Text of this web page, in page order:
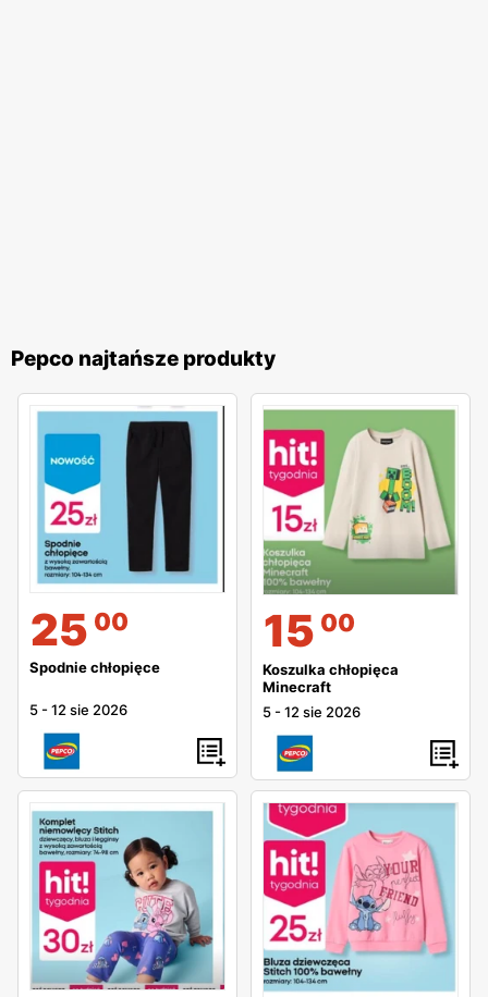
Pepco najtańsze produkty
25 00
Spodnie chłopięce
5 -12 sie 2026
15 00
Koszulka chłopięca
Minecraft
5 -12 sie 2026